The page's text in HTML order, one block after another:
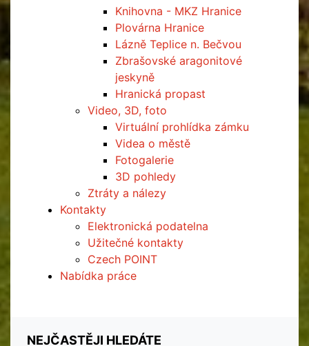
Knihovna - MKZ Hranice
Plovárna Hranice
Lázně Teplice n. Bečvou
Zbrašovské aragonitové
jeskyně
Hranická propast
Video, 3D, foto
Virtuální prohlídka zámku
Videa o městě
Fotogalerie
3D pohledy
Ztráty a nálezy
Kontakty
Elektronická podatelna
Užitečné kontakty
Czech POINT
Nabídka práce
NEJČASTĚJI HLEDÁTE